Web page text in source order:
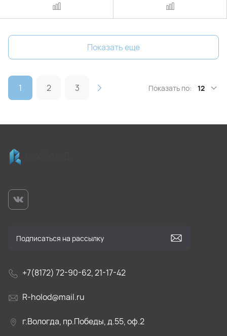
Показать еще
1 2 3 Показать по: 12
+7(8172) 72-90-62, 21-17-42
R-holod@mail.ru
г.Вологда, пр.Победы, д.55, оф.2